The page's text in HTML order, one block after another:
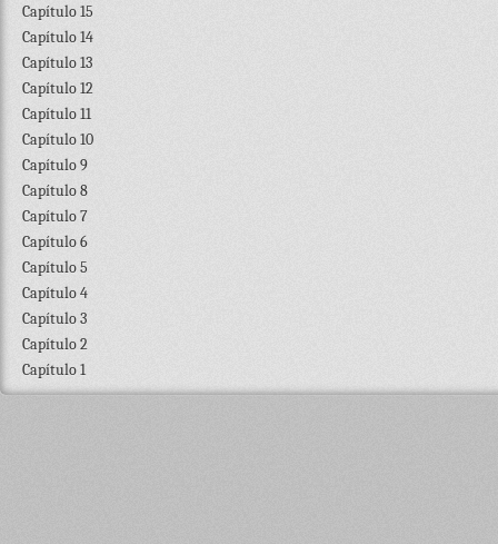
Capítulo 15
Capítulo 14
Capítulo 13
Capítulo 12
Capítulo 11
Capítulo 10
Capítulo 9
Capítulo 8
Capítulo 7
Capítulo 6
Capítulo 5
Capítulo 4
Capítulo 3
Capítulo 2
Capítulo 1